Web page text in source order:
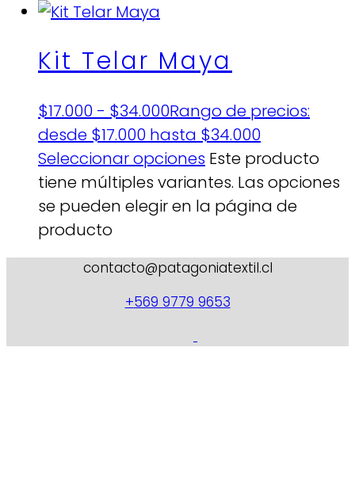
Kit Telar Maya
$17.000 - $34.000Rango de precios:
desde $17.000 hasta $34.000
Seleccionar opciones Este producto
tiene múltiples variantes. Las opciones
se pueden elegir en la página de
producto
contacto@patagoniatextil.cl
+569 9779 9653